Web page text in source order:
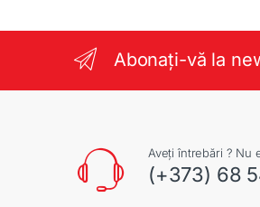
Abonați-vă la
Aveți întrebări ? Nu
(+373) 68